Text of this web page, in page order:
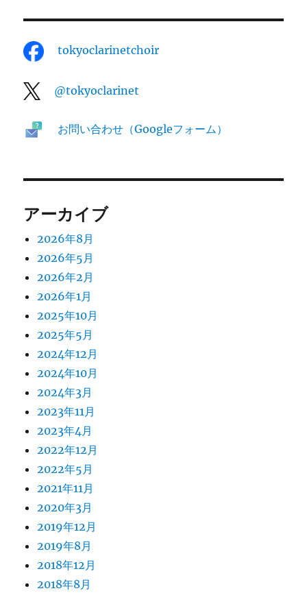
tokyoclarinetchoir
@tokyoclarinet
お問い合わせ（Googleフォーム）
アーカイブ
2026年8月
2026年5月
2026年2月
2026年1月
2025年10月
2025年5月
2024年12月
2024年10月
2024年3月
2023年11月
2023年4月
2022年12月
2022年5月
2021年11月
2020年3月
2019年12月
2019年8月
2018年12月
2018年8月